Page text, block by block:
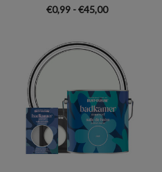
€0,99 - €45,00